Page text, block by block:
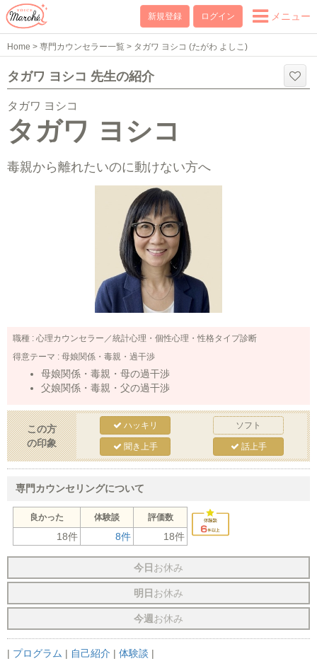
新規登録 ログイン メニュー
Home > 専門カウンセラー一覧 > タガワ ヨシコ (たがわ よしこ)
タガワ ヨシコ 先生の紹介
タガワ ヨシコ
タガワ ヨシコ
毒親から離れたいのに動けない方へ
職種 : 心理カウンセラー／統計心理・個性心理・性格タイプ診断
得意テーマ : 母娘関係・毒親・過干渉
母娘関係・毒親・母の過干渉
父娘関係・毒親・父の過干渉
この方
の印象
ハッキリ ソフト
聞き上手 話上手
専門カウンセリングについて
良かった 体験談 評価数
18件 8件 18件
今日 お休み
明日 お休み
今週 お休み
| プログラム | 自己紹介 | 体験談 |